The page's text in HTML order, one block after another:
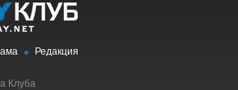
Редакция
Клуба